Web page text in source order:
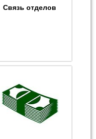
Связь отделов